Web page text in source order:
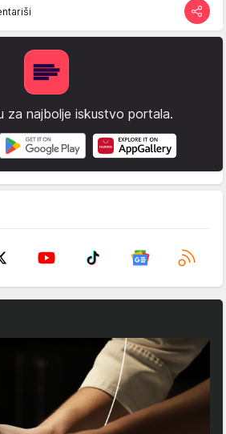
za najbolje iskustvo portala.